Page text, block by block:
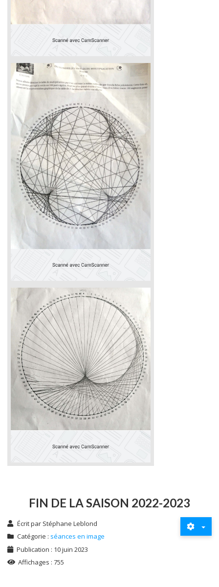
FIN DE LA SAISON 2022-2023
Écrit par Stéphane Leblond
Catégorie : séances en image
Publication : 10 juin 2023
Affichages : 755